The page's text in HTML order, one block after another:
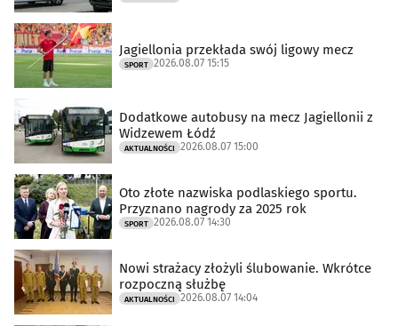
Jagiellonia przekłada swój ligowy mecz
SPORT 2026.08.07 15:15
Dodatkowe autobusy na mecz Jagiellonii z
Widzewem Łódź
AKTUALNOŚCI 2026.08.07 15:00
Oto złote nazwiska podlaskiego sportu.
Przyznano nagrody za 2025 rok
SPORT 2026.08.07 14:30
Nowi strażacy złożyli ślubowanie. Wkrótce
rozpoczną służbę
AKTUALNOŚCI 2026.08.07 14:04